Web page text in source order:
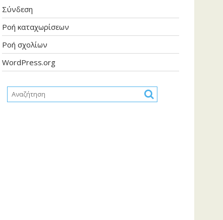
Σύνδεση
Ροή καταχωρίσεων
Ροή σχολίων
WordPress.org